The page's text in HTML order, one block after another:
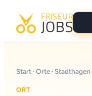
Start ·Orte · Stadthagen
ORT